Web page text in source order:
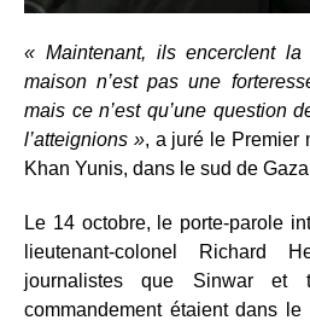
« Maintenant, ils encerclent
maison n’est pas une
mais ce n’est qu’une question
l’atteignions », a juré le Premier
Khan Yunis, dans le sud de
Le 14 octobre, le porte-parole
lieutenant-colonel Richard
journalistes que Sinwar et
commandement étaient dans le